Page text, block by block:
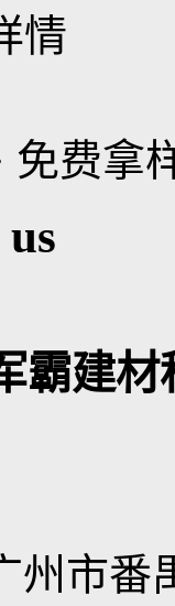
情
免费拿
霸建
州市番